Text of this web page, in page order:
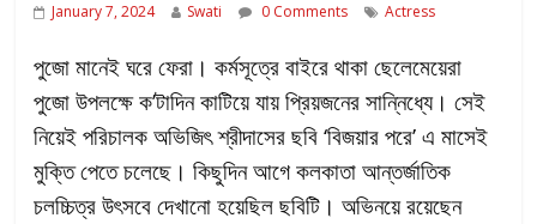
January 7, 2024 Swati 0 Comments Actress
পুজো মানেই ঘরে ফেরা। কর্মসূত্রে বাইরে থাকা ছেলেমেয়েরা
পুজো উপলক্ষে ক’টাদিন কাটিয়ে যায় প্রিয়জনের সান্নিধ্যে। সেই
নিয়েই পরিচালক অভিজিৎ শ্রীদাসের ছবি ‘বিজয়ার পরে’ এ মাসেই
মুক্তি পেতে চলেছে। কিছুদিন আগে কলকাতা আন্তর্জাতিক
চলচ্চিত্র উৎসবে দেখানো হয়েছিল ছবিটি। অভিনয়ে রয়েছেন